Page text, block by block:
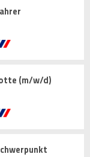
(m/w/d)